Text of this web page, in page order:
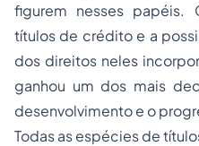
figurem nesses papéis.
títulos de crédito e a
dos direitos neles
ganhou um dos mais
desenvolvimento e o
Todas as espécies de